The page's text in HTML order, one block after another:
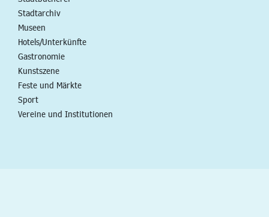
Stadtarchiv
Museen
Hotels/Unterkünfte
Gastronomie
Kunstszene
Feste und Märkte
Sport
Vereine und Institutionen